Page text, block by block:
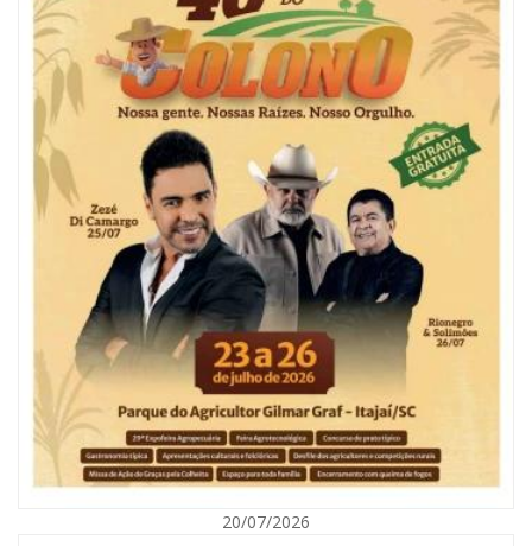
06/08/2026 | 10:04
Ação oferece testes rápidos para HIV, sífilis e hepatites nesta quinta (6) e
sexta-feira (7)
GERAL
20/07/2026